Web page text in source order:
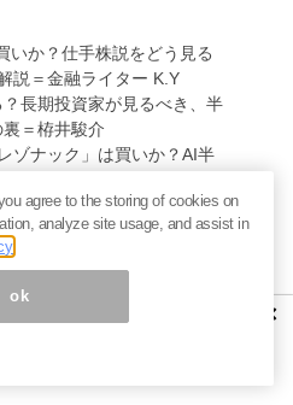
いか？仕手株説をどう見る
説＝金融ライター K.Y
長期投資家が見るべき、半
＝栫井駿介
ゾナック」は買いか？AI半
記事提供：
×
agree to the storing of cookies on
analyze site usage, and assist in
ok